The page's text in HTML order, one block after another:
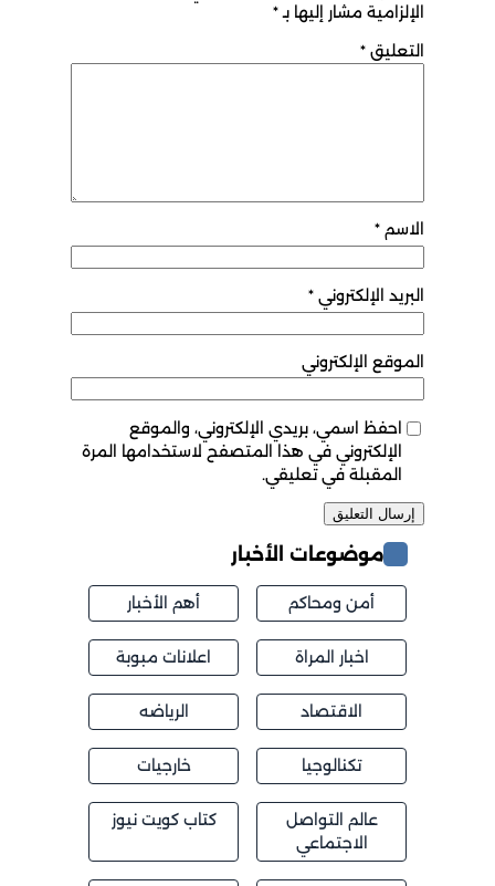
الإلزامية مشار إليها بـ*
التعليق *
الاسم *
البريد الإلكتروني *
الموقع الإلكتروني
احفظ اسمي، بريدي الإلكتروني، والموقع
الإلكتروني في هذا المتصفح لاستخدامها المرة
المقبلة في تعليقي.
موضوعات الأخبار
أمن ومحاكم أهم الأخبار
اخبار المراة اعلانات مبوبة
الاقتصاد الرياضه
تكنالوجيا خارجيات
عالم التواصل
الاجتماعي
كتاب كويت نيوز